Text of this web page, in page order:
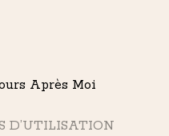
Après Moi
D’UTILISATION